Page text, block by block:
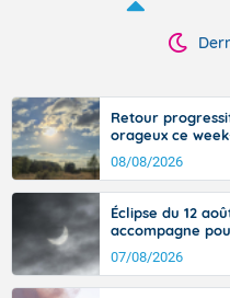
Retour
orageux ce
08/08/2026
Éclipse du 12
accompagne
07/08/2026